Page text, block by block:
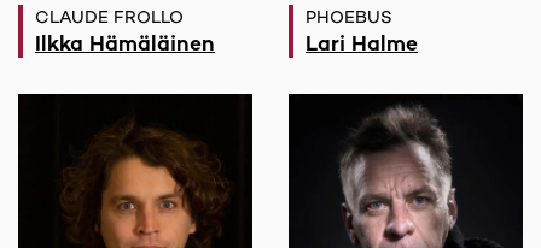
CLAUDE FROLLO
Ilkka Hämäläinen
PHOEBUS
Lari Halme